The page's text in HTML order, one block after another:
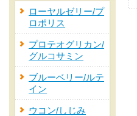
ローヤルゼリー/プ
ロポリス
プロテオグリカン/
グルコサミン
ブルーベリー/ルテ
イン
ウコン/しじみ